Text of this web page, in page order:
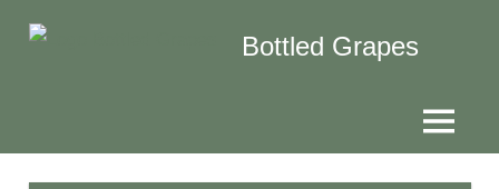
Inhalt
Bottled Grapes
Menü